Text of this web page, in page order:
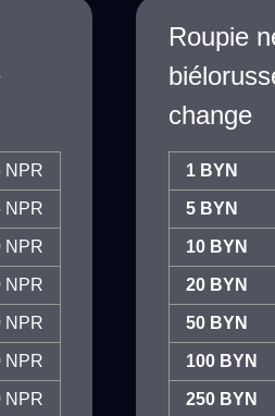
NPR
NPR
NPR
NPR
NPR
NPR
NPR
Roupie
change
1 BYN
5 BYN
10 BYN
20 BYN
50 BYN
100 BYN
250 BYN